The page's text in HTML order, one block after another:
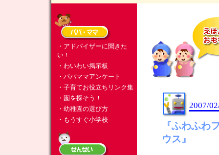
・アドバイザーに聞きた
い！
・わいわい掲示板
・パパママアンケート
・子育てお役立ちリンク集
・園を探そう！
・幼稚園の選び方
・もうすぐ小学校
2007/
『ふわふわ
ウス』